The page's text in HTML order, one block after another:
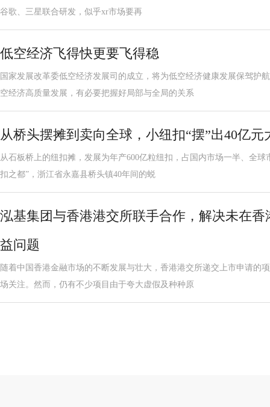
谷歌、三星联合研发，似乎xr市场要再
低空经济飞得快更要飞得稳
国家发展改革委低空经济发展司的成立，将为低空经济健康发展保驾护
空经济高质量发展，有必要把握好局部与全局的关系
从桥头摆摊到卖向全球，小纽扣“摆”出40亿元
从石板桥上的纽扣摊，发展为年产600亿粒纽扣，占国内市场一半、全球
扣之都”，浙江省永嘉县桥头镇40年间的蜕
泓基集团与香港港交所联手合作，解决未在
益问题
随着中国香港金融市场的不断发展与壮大，香港港交所递交上市申请的
场关注。然而，仍有不少项目由于夸大虚假及种种原